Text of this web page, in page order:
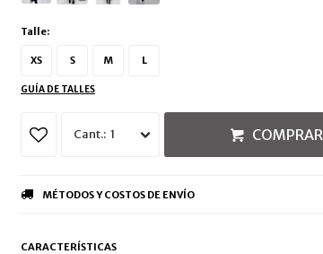
Talle:
XS S M L
GUÍA DE TALLES
1 COMPRAR
MÉTODOS Y COSTOS DE ENVÍO
CARACTERÍSTICAS